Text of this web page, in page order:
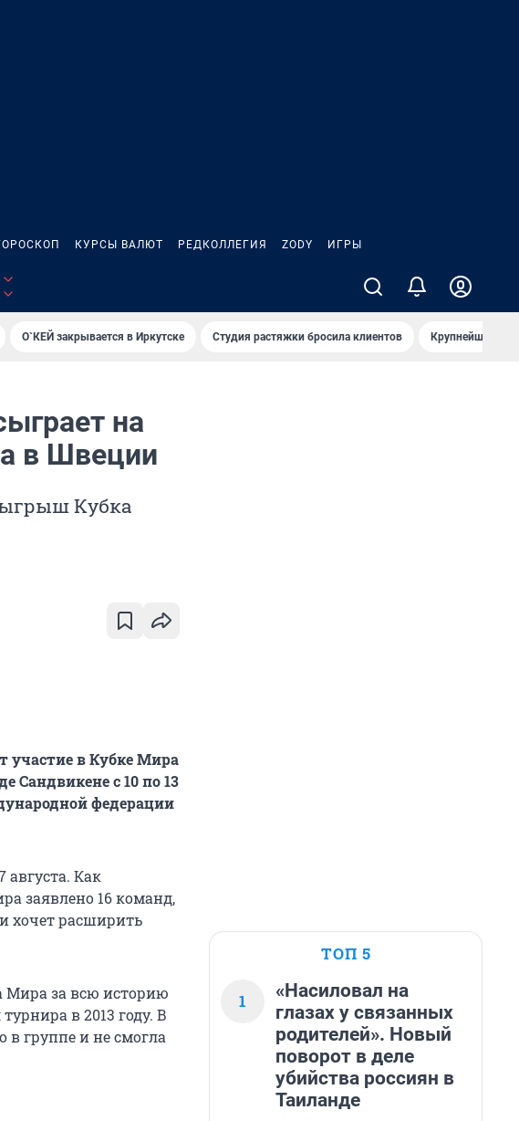
КУРСЫ ВАЛЮТ РЕДКОЛЛЕГИЯ ZODY ИГРЫ
О`КЕЙ закрывается в Иркутске Студия растяжки бросила клиентов Крупнейшие
на
в Швеции
Кубка
участие в Кубке Мира
Сандвикене с 10 по 13
федерации
Как
заявлено 16 команд,
хочет расширить
Мира за всю историю
в 2013 году. В
в группе и не смогла
ТОП 5
1
«Насиловал на
глазах у связанных
родителей». Новый
поворот в деле
убийства россиян в
Таиланде